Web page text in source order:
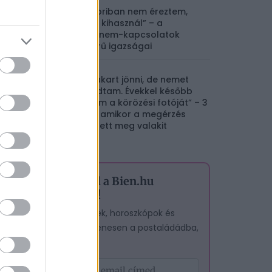
„Akkoriban nem éreztem,
hogy kihasznál” – a
majdnem-kapcsolatok
keserű igazságai
„Fel akart jönni, de nemet
mondtam. Évekkel később
láttam a körözési fotóját” – 3
eset, amikor a megérzés
mentett meg valakit
Iratkozz fel a Bien.hu
hírlevelére!
A legjobb cikkek, horoszkópok és
tesztek – egyenesen a postaládádba,